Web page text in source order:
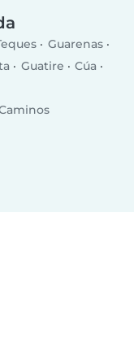
Guarenas
Guatire
Cúa